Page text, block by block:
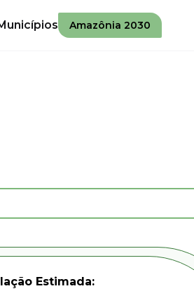
Amazônia 2030
Estimada: